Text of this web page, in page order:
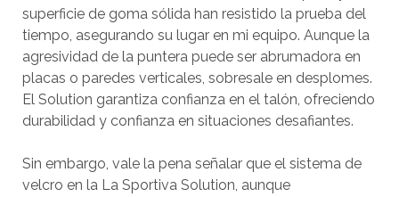
superficie de goma sólida han resistido la prueba del
tiempo, asegurando su lugar en mi equipo. Aunque la
agresividad de la puntera puede ser abrumadora en
placas o paredes verticales, sobresale en desplomes.
El Solution garantiza confianza en el talón, ofreciendo
durabilidad y confianza en situaciones desafiantes.
Sin embargo, vale la pena señalar que el sistema de
velcro en la La Sportiva Solution, aunque